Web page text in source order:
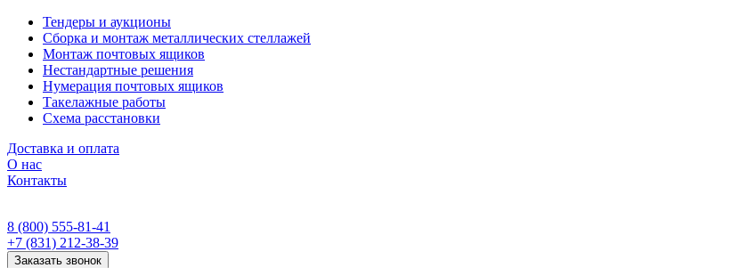
Тендеры и аукционы
Сборка и монтаж металлических стеллажей
Монтаж почтовых ящиков
Нестандартные решения
Нумерация почтовых ящиков
Такелажные работы
Схема расстановки
Доставка и оплата
О нас
Контакты
8 (800) 555-81-41
+7 (831) 212-38-39
Заказать звонок